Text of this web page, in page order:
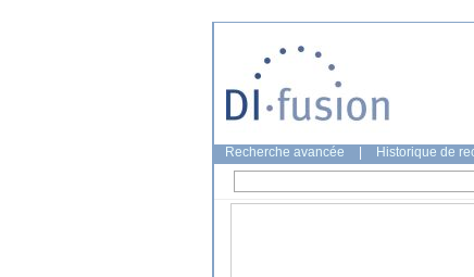
Recherche avancée Historique de